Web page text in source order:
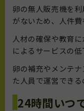
卵の無人販売機を
がないため、人件費
人材の確保や教育
によるサービスの低
卵の補充やメンテ
た人員で運営できる
24時間いつ